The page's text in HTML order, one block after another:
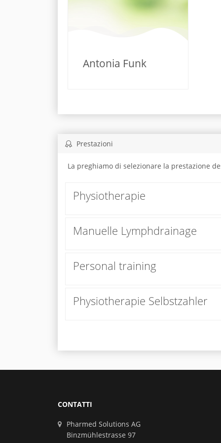
Antonia Funk
Prestazioni
La preghiamo di selezionare la prestazione
Physiotherapie
Manuelle Lymphdrainage
Personal training
Physiotherapie Selbstzahler
CONTATTI
Pharmed Solutions AG
Binzmühlestrasse 97